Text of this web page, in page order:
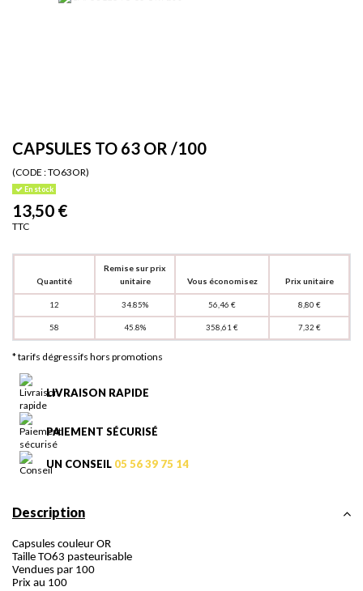
CAPSULES TO 63 OR /100
(CODE :TO63OR)
En stock
13,50 €
TTC
Quantité
Remise sur prix
unitaire
Vous économisez Prix unitaire
12 34.85% 56,46 € 8,80 €
58 45.8% 358,61 € 7,32 €
* tarifs dégressifs hors promotions
LIVRAISON RAPIDE
PAIEMENT SÉCURISÉ
UN CONSEIL 05 56 39 75 14
Description
Capsules couleur OR
Taille TO63 pasteurisable
Vendues par 100
Prix au 100